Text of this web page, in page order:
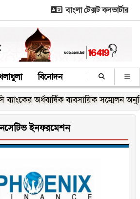
বাংলা টেক্সট কনভার্টার
বিনোদন
ব্যবসায়িক সম্মেলন অনুষ্ঠিত
ইনফরমেশন